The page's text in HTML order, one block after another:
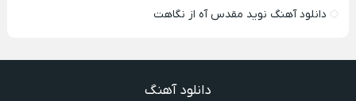
دانلود آهنگ نوید مقدس آه از نگاهت
دانلود آهنگ